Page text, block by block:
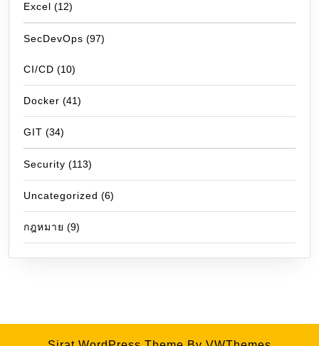
Excel (12)
SecDevOps (97)
CI/CD (10)
Docker (41)
GIT (34)
Security (113)
Uncategorized (6)
กฎหมาย (9)